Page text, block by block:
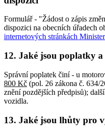
Formulář - "Žádost o zápis
dispozici na obecních úřadech
internetových stránkách
12. Jaké jsou poplatky
Správní poplatek činí - u
800 Kč (pol. 26 zákona č. 634/
znění pozdějších předpisů);
vozidla.
13. Jaké jsou lhůty pro